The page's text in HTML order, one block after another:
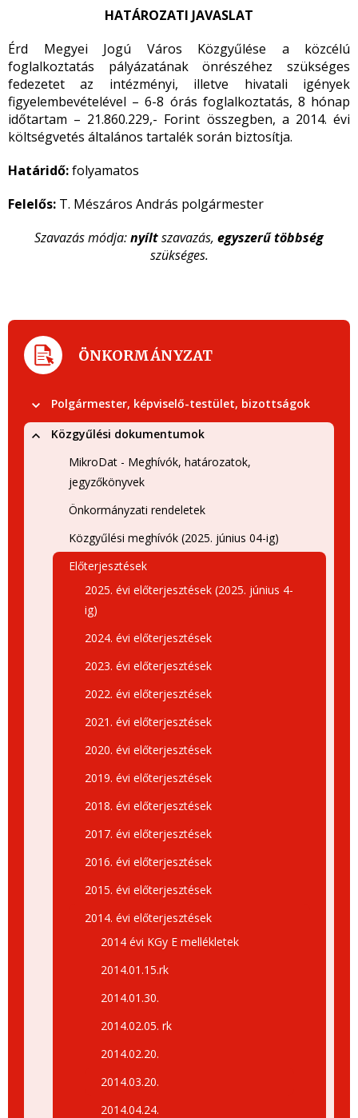
HATÁROZATI JAVASLAT
Érd Megyei Jogú Város Közgyűlése a közcélú
foglalkoztatás pályázatának önrészéhez szükséges
fedezetet az intézményi, illetve hivatali igények
figyelembevételével – 6-8 órás foglalkoztatás, 8 hónap
időtartam – 21.860.229,- Forint összegben, a 2014. évi
költségvetés általános tartalék során biztosítja.
Határidő:folyamatos
Felelős: T. Mészáros András polgármester
Szavazás módja:nyíltszavazás, egyszerű többség
szükséges.
ÖNKORMÁNYZAT
Polgármester, képviselő-testület, bizottságok
Közgyűlési dokumentumok
MikroDat - Meghívók, határozatok,
jegyzőkönyvek
Önkormányzati rendeletek
Közgyűlési meghívók (2025. június 04-ig)
Előterjesztések
2025. évi előterjesztések (2025. június 4-
ig)
2024. évi előterjesztések
2023. évi előterjesztések
2022. évi előterjesztések
2021. évi előterjesztések
2020. évi előterjesztések
2019. évi előterjesztések
2018. évi előterjesztések
2017. évi előterjesztések
2016. évi előterjesztések
2015. évi előterjesztések
2014. évi előterjesztések
2014 évi KGy E mellékletek
2014.01.15.rk
2014.01.30.
2014.02.05. rk
2014.02.20.
2014.03.20.
2014.04.24.